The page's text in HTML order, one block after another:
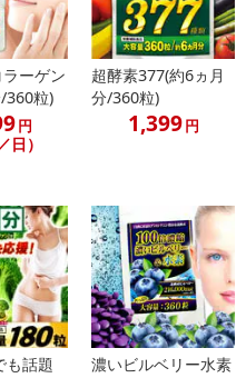
い。
エネルギー:1.93kcal/たんぱく
ナトリウム:0.23mg(食塩相当
は担当専門医にご相談の上ご使
えください。
て】
送日数などにより異なります
ーゲン
360粒)
円
／日）
超酵素377(約6ヵ月
分/360粒)
1,399円
も話題
濃いビルベリー水素